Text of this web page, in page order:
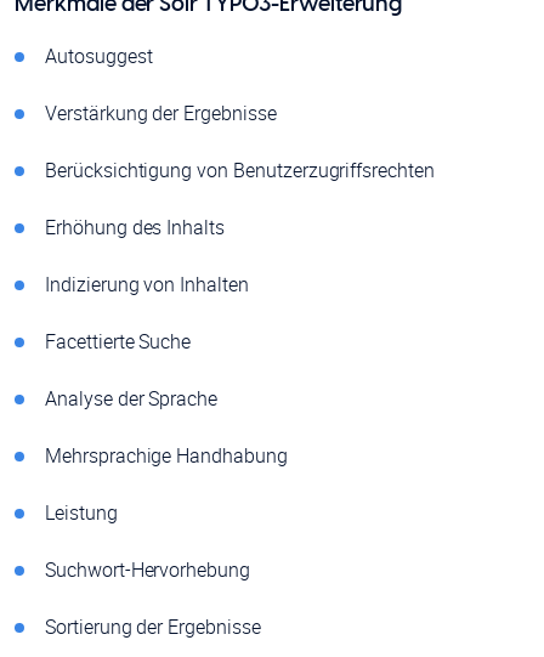
Merkmale der Solr TYPO3-Erweiterung
Autosuggest
Verstärkung der Ergebnisse
Berücksichtigung von Benutzerzugriffsrechten
Erhöhung des Inhalts
Indizierung von Inhalten
Facettierte Suche
Analyse der Sprache
Mehrsprachige Handhabung
Leistung
Suchwort-Hervorhebung
Sortierung der Ergebnisse